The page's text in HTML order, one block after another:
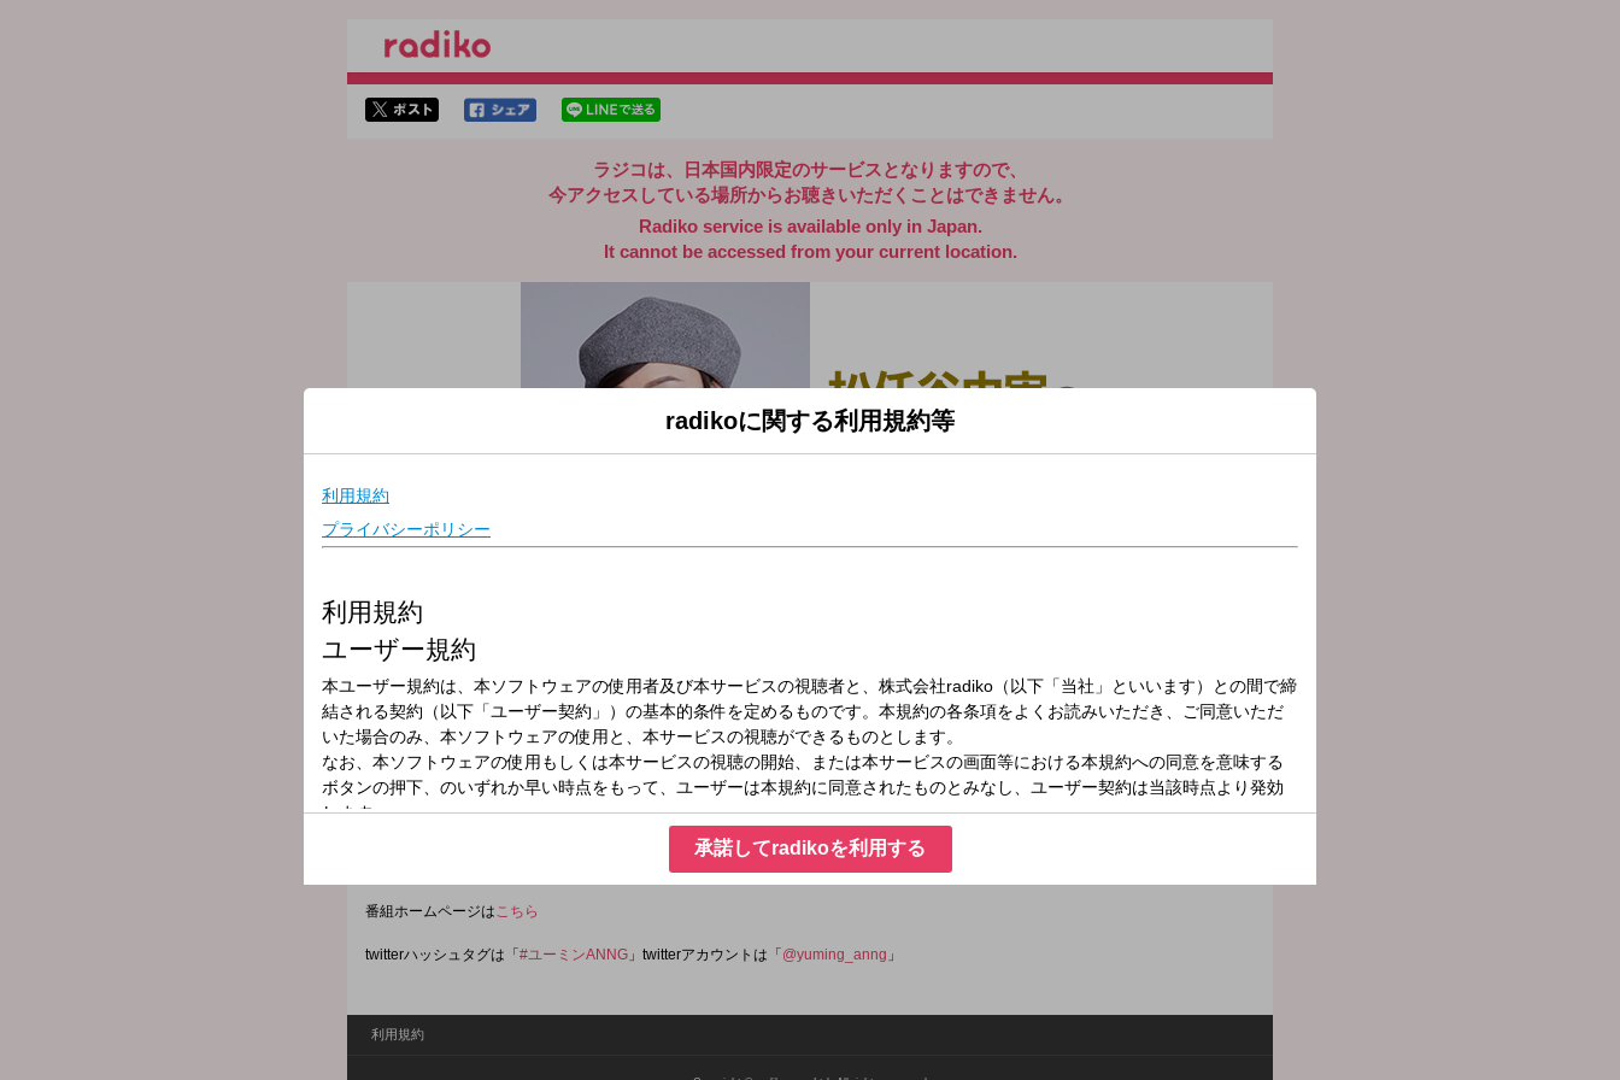
ラジコは、日本国内限定のサービスとなりますので、
今アクセスしている場所からお聴きいただくことはできません。
Radiko service is available only in Japan.
It cannot be accessed from your current location.
放送局
放送時間
2025年1月17日（金）22:00～24:00
番組名
松任谷由実のオールナイトニッポンGOLD
金曜日のオールナイトニッポンGOLDは週替わり！過去の名パーソナリティや話題のあの人が続々と登場！金曜夜のニッポン放送を盛り
番組ホームページはこちら
twitterハッシュタグは「 #ユーミンANNG 」twitterアカウントは「 @yuming_anng 」
利用規約
radikoに関する利用規約等
承諾してradikoを利用する